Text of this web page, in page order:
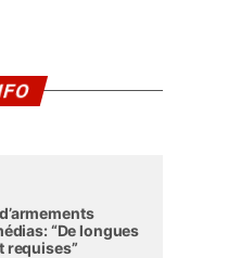
“De longues
requises”